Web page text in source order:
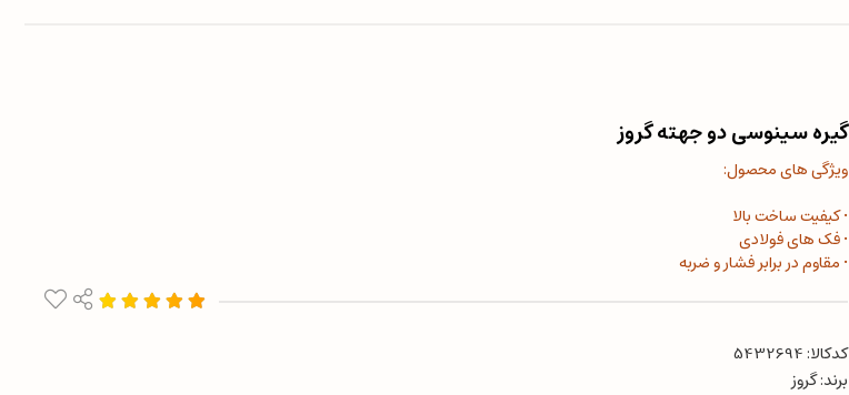
گیره سینوسی دو جهته گروز
ویژگی های محصول:
• کیفیت ساخت بالا
• فک های فولادی
• مقاوم در برابر فشار و ضربه
کدکالا:
برند:گروز